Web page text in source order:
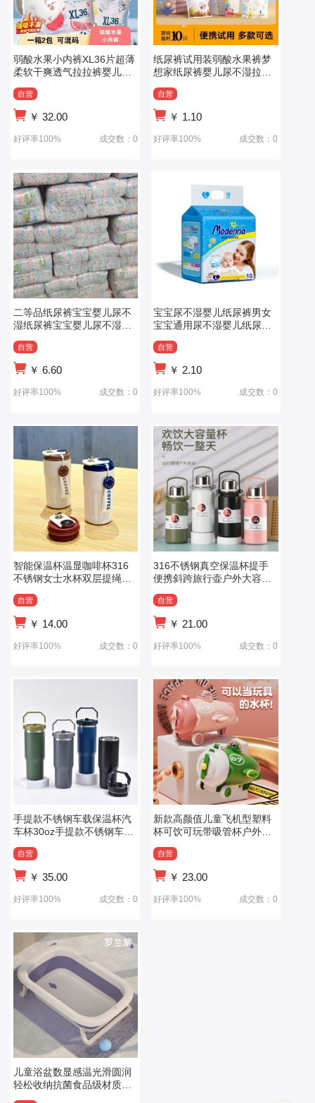
弱酸水果小内裤XL36片超薄
柔软干爽透气拉拉裤婴儿宝
自营
￥ 32.00
好评率100% 成交数：0
纸尿裤试用装弱酸水果裤梦
想家纸尿裤婴儿尿不湿拉拉
自营
￥ 1.10
好评率100% 成交数：0
二等品纸尿裤宝宝婴儿尿不
湿纸尿裤宝宝婴儿尿不湿厂
自营
￥ 6.60
好评率100% 成交数：0
宝宝尿不湿婴儿纸尿裤男女
宝宝通用尿不湿婴儿纸尿裤
自营
￥2.10
好评率100% 成交数：0
智能保温杯温显咖啡杯316
不锈钢女士水杯双层提绳保
自营
￥ 14.00
好评率100% 成交数：0
316不锈钢真空保温杯提手
便携斜跨旅行壶户外大容量
自营
￥ 21.00
好评率100% 成交数：0
手提款不锈钢车载保温杯汽
车杯30oz手提款不锈钢车载
自营
￥ 35.00
好评率100% 成交数：0
新款高颜值儿童飞机型塑料
杯可饮可玩带吸管杯户外便
自营
￥ 23.00
好评率100% 成交数：0
儿童浴盆数显感温光滑圆润
轻松收纳抗菌食品级材质软
胶浴架